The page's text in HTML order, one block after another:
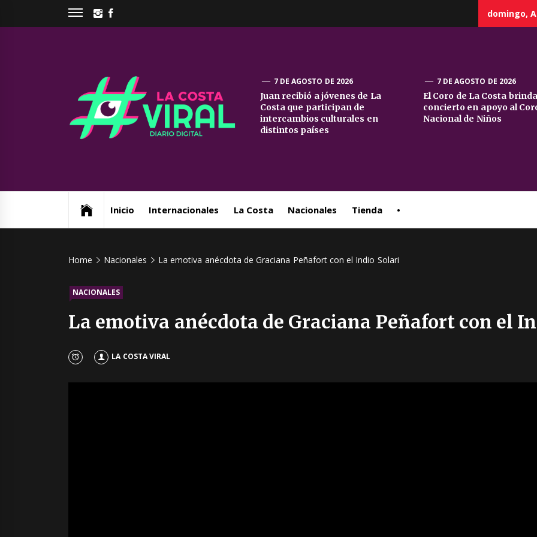
INSTAGRAM
domingo,
La
Costa
7 DE AGOSTO DE 2026
Juan recibió a jóvenes de La
Costa que participan de
intercambios culturales en
distintos países
7 DE AGOSTO DE 2026
El Coro de La Costa
concierto en apoyo al
Nacional de Niños
Inicio Internacionales La Costa Nacionales Tienda •
Home Nacionales La emotiva anécdota de Graciana Peñafort con el Indio Solari
NACIONALES
La emotiva anécdota de Graciana Peñafort con el
LA COSTA VIRAL